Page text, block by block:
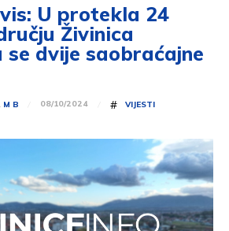
U protekla 24
Živinica
se dvije saobraćajne
M B 08/10/2024 # VIJESTI